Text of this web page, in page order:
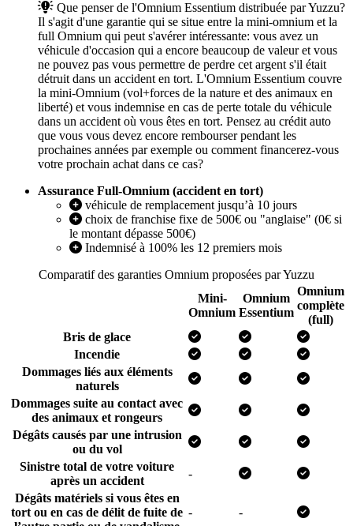
Que penser de l'Omnium Essentium distribuée par Yuzzu?
Il s'agit d'une garantie qui se situe entre la mini-omnium et la
full Omnium qui peut s'avérer intéressante: vous avez un
véhicule d'occasion qui a encore beaucoup de valeur et vous
ne pouvez pas vous permettre de perdre cet argent s'il était
détruit dans un accident en tort. L'Omnium Essentium couvre
la mini-Omnium (vol+forces de la nature et des animaux en
liberté) et vous indemnise en cas de perte totale du véhicule
dans un accident où vous êtes en tort. Pensez au crédit auto
que vous vous devez encore rembourser pendant les
prochaines années par exemple ou comment financerez-vous
votre prochain achat dans ce cas?
Assurance Full-Omnium (accident en tort)
véhicule de remplacement jusqu’à 10 jours
choix de franchise fixe de 500€ ou "anglaise" (0€ si
le montant dépasse 500€)
Indemnisé à 100% les 12 premiers mois
Comparatif des garanties Omnium proposées par Yuzzu
Mini-
Omnium
Omnium
Essentium
Omnium
complète
(full)
Bris de glace
Incendie
Dommages liés aux éléments
naturels
Dommages suite au contact avec
des animaux et rongeurs
Dégâts causés par une intrusion
ou du vol
Sinistre total de votre voiture
après un accident
-
Dégâts matériels si vous êtes en
tort ou en cas de délit de fuite de - -